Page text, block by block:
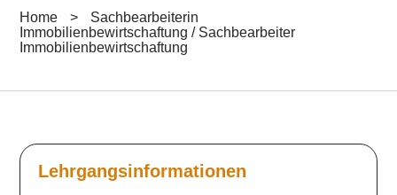
Home >
Sachbearbeiterin
Immobilienbewirtschaftung / Sachbearbeiter
Immobilienbewirtschaftung
Lehrgangsinformationen